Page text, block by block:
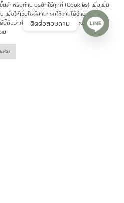
ำกัด (มหาชน) ผู้ให้บริการ
อมให้คำปรึกษาโดย ผู้เชี่ยวชาญ
นสำหรับท่าน บริษัทใช้คุกกี้ (Cookies) เพื่อเพิ่ม
อให้เว็บไซต์สามารถใช้งานได้ง่ายและมี
นี้ถือว่าท่านได้อนุญาตให้เราใช้ Cookies ตาม
ม
มรับ
ติดต่อสอบถาม